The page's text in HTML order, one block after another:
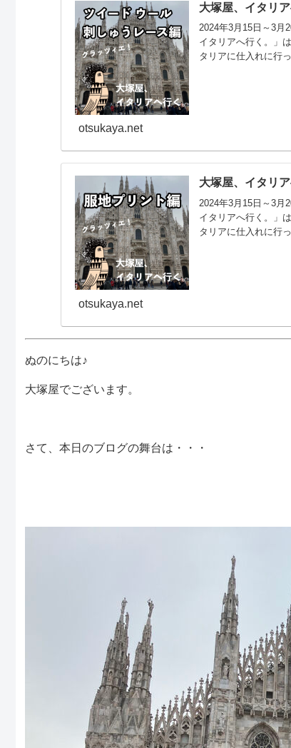
大塚屋、イタリ
2024年3月15日～3月
イタリアへ行く。」
タリアに仕入れに行
otsukaya.net
大塚屋、イタリ
2024年3月15日～3月
イタリアへ行く。」
タリアに仕入れに行
otsukaya.net
ぬのにちは♪
大塚屋でございます。
さて、本日のブログの舞台は・・・